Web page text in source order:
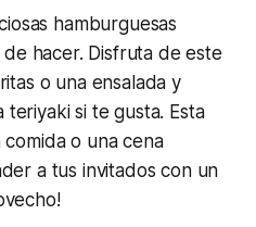
hamburguesas
hacer. Disfruta de este
o una ensalada y
teriyaki si te gusta. Esta
o una cena
a tus invitados con un